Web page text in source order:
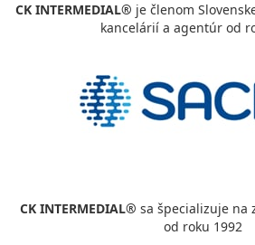
CK INTERMEDIAL® je členom
kancelárií a agentúr od
CK INTERMEDIAL® sa špecializuje na
od roku 1992